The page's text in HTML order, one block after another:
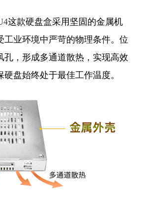
这款硬盘盒采用坚固的金属机
工业环境中严苛的物理条件。位
孔，形成多通道散热，实现高效
盘始终处于最佳工作温度。